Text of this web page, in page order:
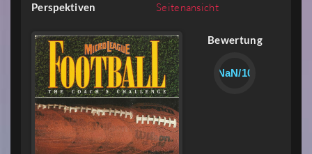
Perspektiven Seitenansicht
Bewertung
NaN/10